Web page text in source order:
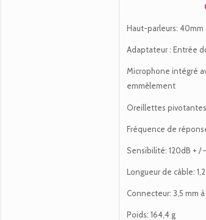
Haut-parleurs:
Adaptateur : Entrée
Microphone intégré
emmêlement
Oreillettes
Fréquence de
Sensibilité: 120dB + /
Longueur de câble:
Connecteur: 3,5 mm
Poids: 164,4 g